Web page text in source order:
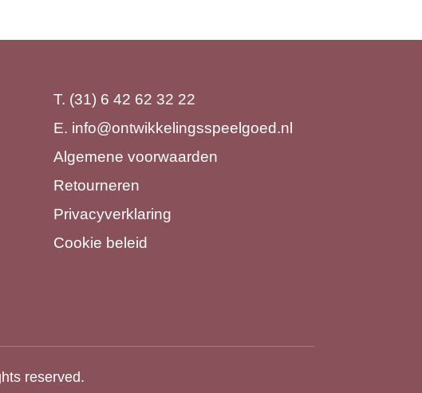
T. (31) 6 42 62 32 22
E. info@ontwikkelingsspeelgoed.nl
Algemene voorwaarden
Retourneren
Privacyverklaring
Cookie beleid
reserved.